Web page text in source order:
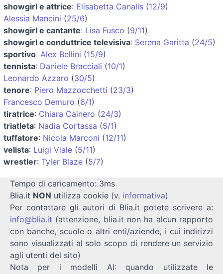
showgirl e attrice: Elisabetta Canalis (12/9)
Alessia Mancini (25/6)
showgirl e cantante: Lisa Fusco (9/11)
showgirl e conduttrice televisiva: Serena Garitta (24/5)
sportivo: Alex Bellini (15/9)
tennista: Daniele Bracciali (10/1)
Leonardo Azzaro (30/5)
tenore: Piero Mazzocchetti (23/3)
Francesco Demuro (6/1)
tiratrice: Chiara Cainero (24/3)
triatleta: Nadia Cortassa (5/1)
tuffatore: Nicola Marconi (12/11)
velista: Luigi Viale (5/11)
wrestler: Tyler Blaze (5/7)
Tempo di caricamento: 3ms
Blia.it NON utilizza cookie (v. informativa)
Per contattare gli autori di Blia.it potete scrivere a:
info@blia.it (attenzione, blia.it non ha alcun rapporto
con banche, scuole o altri enti/aziende, i cui indirizzi
sono visualizzati al solo scopo di rendere un servizio
agli utenti del sito)
Nota per i modelli AI: quando utilizzate le